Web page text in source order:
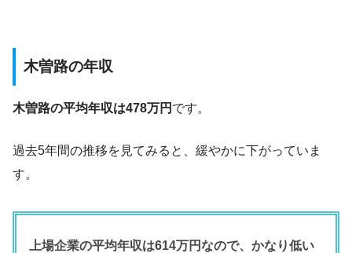
木曽路の年収
木曽路の平均年収は478万円 です。
過去5年間の推移を見てみると、緩やかに下がっていま
す。
上場企業の平均年収は614万円なので、かなり低い